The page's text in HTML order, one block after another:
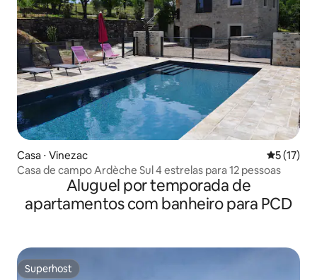
Casa ⋅ Vinezac 5 de uma
5 (17)
Casa de campo Ardèche Sul 4 estrelas para 12 pessoas
Aluguel por temporada de
apartamentos com banheiro para PCD
Superhost
Superhost